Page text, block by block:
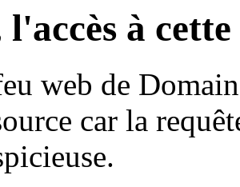
l'accès à
web de
car la